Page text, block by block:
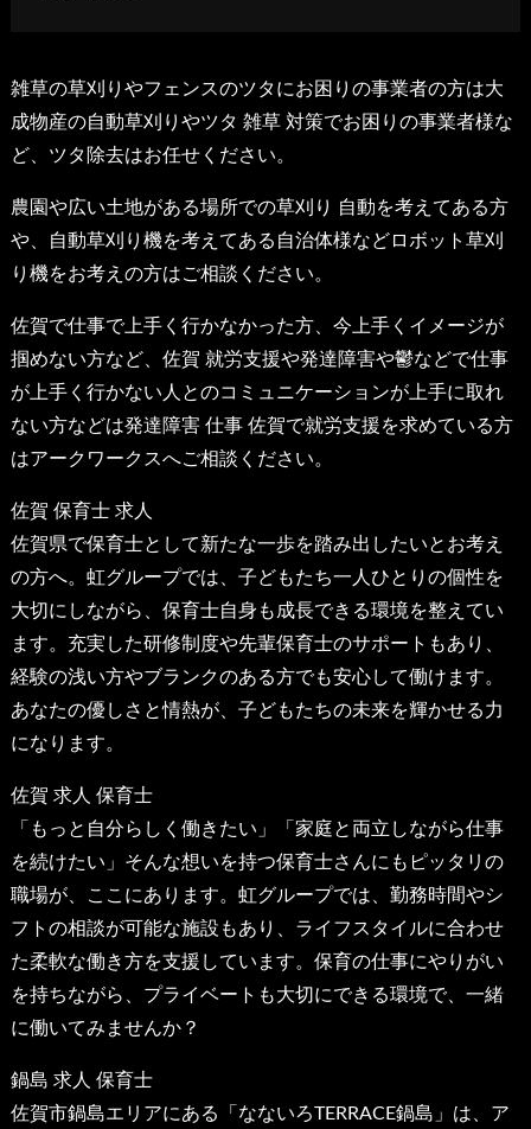
雑草の草刈りやフェンスのツタにお困りの事業者の方は大
成物産の自動草刈りやツタ 雑草 対策でお困りの事業者様な
ど、 ツタ除去はお任せください。
農園や広い土地がある場所での草刈り 自動を考えてある方
や、
自動草刈り機を考えてある自治体様などロボット草刈
り機をお考えの方はご相談ください。
佐賀で仕事で上手く行かなかった方、今上手くイメージが
掴めない方など、 佐賀 就労支援や発達障害や鬱などで仕事
が上手く行かない人とのコミュニケーションが上手に取れ
ない方などは発達障害 仕事 佐賀で就労支援を求めている方
はアークワークスへご相談ください。
佐賀 保育士 求人
佐賀県で保育士として新たな一歩を踏み出したいとお考え
の方へ。虹グループでは、子どもたち一人ひとりの個性を
大切にしながら、保育士自身も成長できる環境を整えてい
ます。充実した研修制度や先輩保育士のサポートもあり、
経験の浅い方やブランクのある方でも安心して働けます。
あなたの優しさと情熱が、子どもたちの未来を輝かせる力
になります。
佐賀 求人 保育士
「もっと自分らしく働きたい」「家庭と両立しながら仕事
を続けたい」そんな想いを持つ保育士さんにもピッタリの
職場が、ここにあります。虹グループでは、勤務時間やシ
フトの相談が可能な施設もあり、ライフスタイルに合わせ
た柔軟な働き方を支援しています。保育の仕事にやりがい
を持ちながら、プライベートも大切にできる環境で、一緒
に働いてみませんか？
鍋島 求人 保育士
佐賀市鍋島エリアにある「なないろTERRACE鍋島」は、ア